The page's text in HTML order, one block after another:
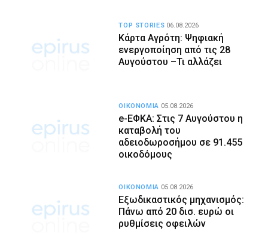
Κάρτα Αγρότη: Ψηφιακή
ενεργοποίηση από τις 28
Αυγούστου –Τι αλλάζει
TOP STORIES 06.08.2026
e-ΕΦΚΑ: Στις 7 Αυγούστου η
καταβολή του
αδειοδωροσήμου σε 91.455
οικοδόμους
ΟΙΚΟΝΟΜΙΑ 05.08.2026
Εξωδικαστικός μηχανισμός:
Πάνω από 20 δισ. ευρώ οι
ρυθμίσεις οφειλών
ΟΙΚΟΝΟΜΙΑ 05.08.2026